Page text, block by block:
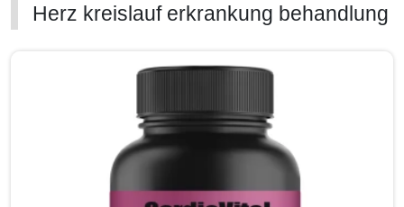
Herz kreislauf erkrankung behandlung